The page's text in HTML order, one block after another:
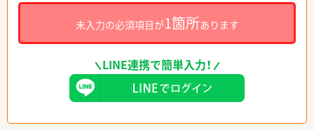
未入力の必須項目が1箇所あります
LINE連携で簡単入力！